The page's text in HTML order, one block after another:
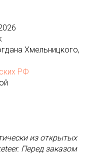
Хмельницкого,
РФ
из открытых
Перед заказом